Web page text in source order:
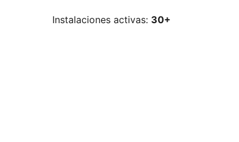
Instalaciones activas: 30+